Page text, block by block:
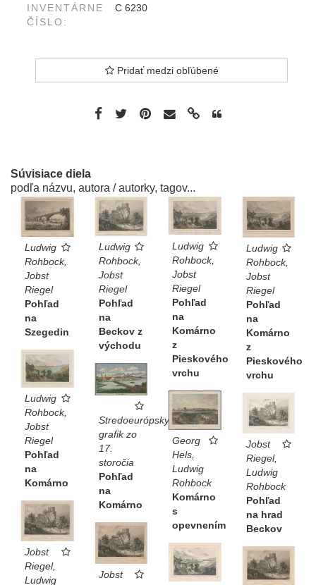
INVENTÁRNE
ČÍSLO:
C 6230
Pridať medzi obľúbené
Súvisiace diela
podľa názvu, autora / autorky, tagov...
Ludwig
Rohbock,
Jobst
Riegel
Pohľad
na
Szegedin
Ludwig
Rohbock,
Jobst
Riegel
Pohľad
na
Beckov z
východu
Ludwig
Rohbock,
Jobst
Riegel
Pohľad
na
Komárno
z
Pieskového
vrchu
Ludwig
Rohbock,
Jobst
Riegel
Pohľad
na
Komárno
z
Pieskového
vrchu
Ludwig
Rohbock,
Jobst
Riegel
Pohľad
na
Komárno
Stredoeurópsky
grafik zo
17.
storočia
Pohľad
na
Komárno
Georg
Hels,
Ludwig
Rohbock
Komárno
s
opevnením
Jobst
Riegel,
Ludwig
Rohbock
Pohľad
na hrad
Beckov
Jobst
Riegel,
Ludwig
Jobst